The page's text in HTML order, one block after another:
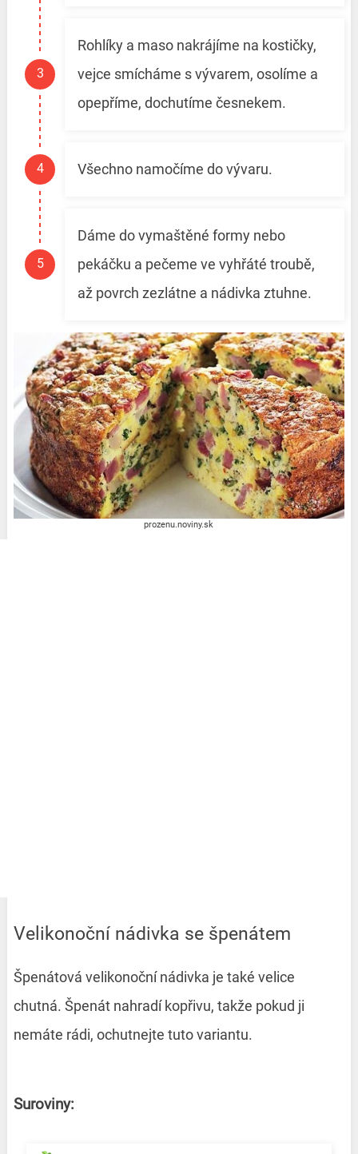
Rohlíky a maso nakrájíme na kostičky,
vejce smícháme s vývarem, osolíme a
opepříme, dochutíme česnekem.
Všechno namočíme do vývaru.
Dáme do vymaštěné formy nebo
pekáčku a pečeme ve vyhřáté troubě,
až povrch zezlátne a nádivka ztuhne.
prozenu.noviny.sk
Velikonoční nádivka se špenátem
Špenátová velikonoční nádivka je také velice
chutná. Špenát nahradí kopřivu, takže pokud ji
nemáte rádi, ochutnejte tuto variantu.
Suroviny: